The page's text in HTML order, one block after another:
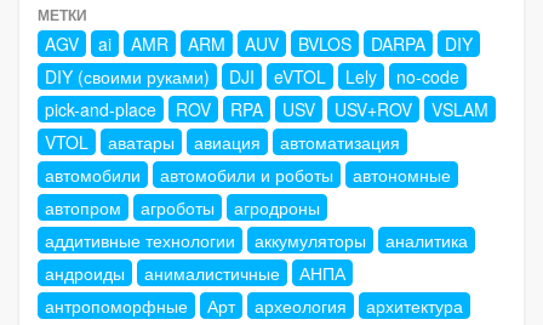
МЕТКИ
AGV ai AMR ARM AUV BVLOS DARPA
DIY
DIY (своими руками)
DJI eVTOL Lely
no-code
pick-and-place
ROV RPA USV USV+ROV
VSLAM
VTOL
аватары авиация
автоматизация
автомобили
автомобили и роботы
автономные
автопром
агроботы
агродроны
аддитивные технологии
аккумуляторы
аналитика
андроиды
анималистичные
АНПА
антропоморфные
Арт археология
архитектура